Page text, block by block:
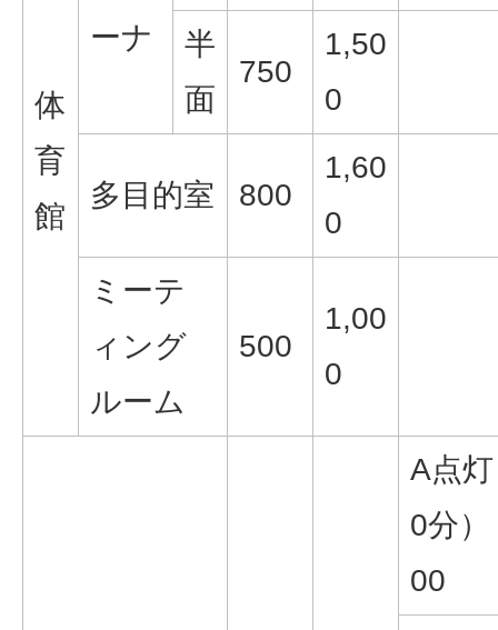
体
育
館
ーナ
半
面
750
1,50
0
多目的室 800
1,60
0
ミーテ
ィング
ルーム
500
1,00
0
A点
0分
00